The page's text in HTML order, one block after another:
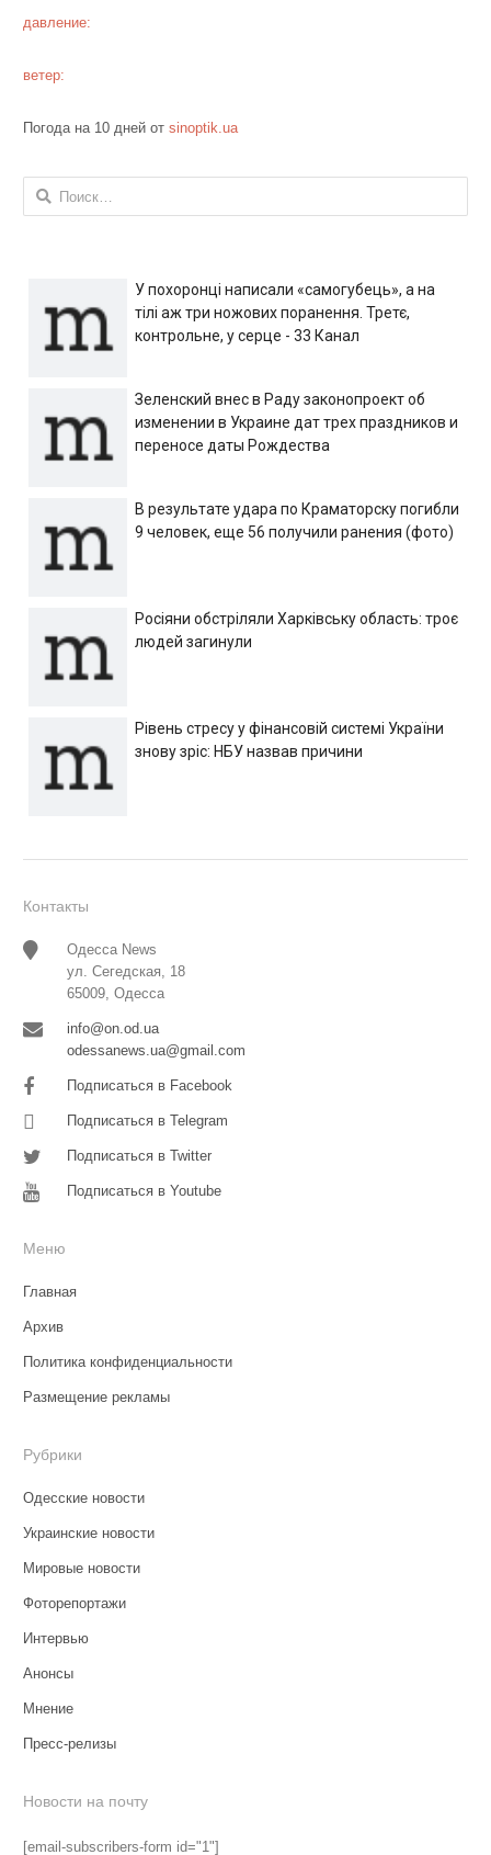
давление:
ветер:
Погода на 10 дней от sinoptik.ua
Найти:
У похоронці написали «самогубець», а на
тілі аж три ножових поранення. Третє,
контрольне, у серце - 33 Канал
Зеленский внес в Раду законопроект об
изменении в Украине дат трех праздников и
переносе даты Рождества
В результате удара по Краматорску погибли
9 человек, еще 56 получили ранения (фото)
Росіяни обстріляли Харківську область: троє
людей загинули
Рівень стресу у фінансовій системі України
знову зріс: НБУ назвав причини
Контакты
Одесса News
ул. Сегедская, 18
65009, Одесса
info@on.od.ua
odessanews.ua@gmail.com
Подписаться в Facebook
Подписаться в Telegram
Подписаться в Twitter
Подписаться в Youtube
Меню
Главная
Архив
Политика конфиденциальности
Размещение рекламы
Рубрики
Одесские новости
Украинские новости
Мировые новости
Фоторепортажи
Интервью
Анонсы
Мнение
Пресс-релизы
Новости на почту
[email-subscribers-form id="1"]